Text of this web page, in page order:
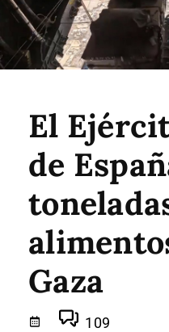
El
de
Gaza
109